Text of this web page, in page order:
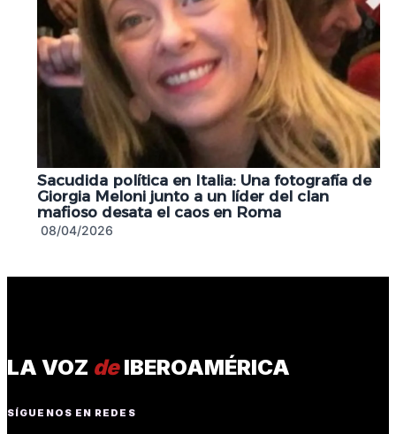
Sacudida política en Italia: Una fotografía de
Giorgia Meloni junto a un líder del clan
mafioso desata el caos en Roma
08/04/2026
LA VOZ deIBEROAMÉRICA
SÍGUENOS EN REDES